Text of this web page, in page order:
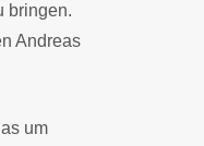
bringen.
Andreas
um